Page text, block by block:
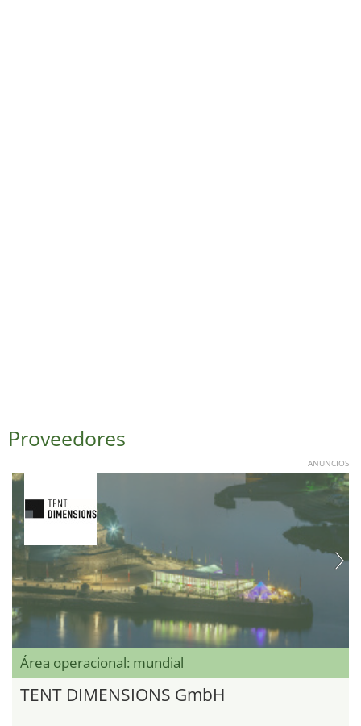
Proveedores
ANUNCIOS
Área operacional: mundial
TENT DIMENSIONS GmbH